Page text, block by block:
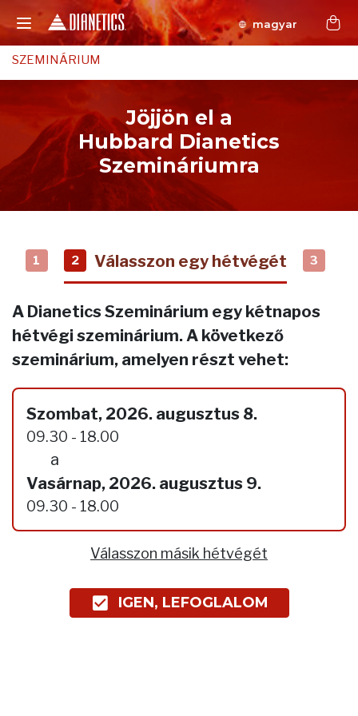
magyar
SZEMINÁRIUM
Jöjjön el a
Hubbard Dianetics
Szemináriumra
1 2 Válasszon egy hétvégét 3
A Dianetics Szeminárium egy kétnapos
hétvégi szeminárium. A következő
szeminárium, amelyen részt vehet:
Szombat, 2026. augusztus 8.
09.30 - 18.00
a
Vasárnap, 2026. augusztus 9.
09.30 - 18.00
Válasszon másik hétvégét
IGEN, LEFOGLALOM